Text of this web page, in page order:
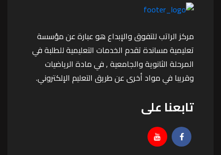
مركز الراتب للتفوق والإبداع هو عبارة عن مؤسسة
تعليمية مساندة تقدم الخدمات التعليمية للطلبة في
المرحلة الثانوية والجامعية , في مادة الرياضيات
وقريبا في مواد أخرى عن طريق التعليم الإلكتروني.
تابعنا على